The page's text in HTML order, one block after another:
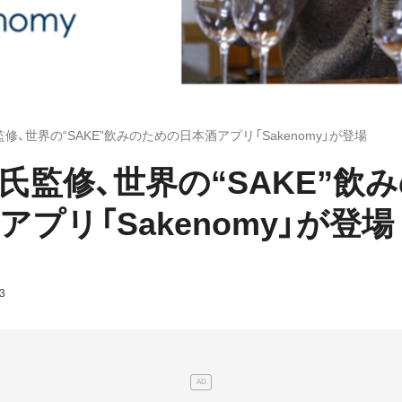
、世界の“SAKE”飲みのための日本酒アプリ「Sakenomy」が登場
監修、世界の“SAKE”飲
プリ「Sakenomy」が登場